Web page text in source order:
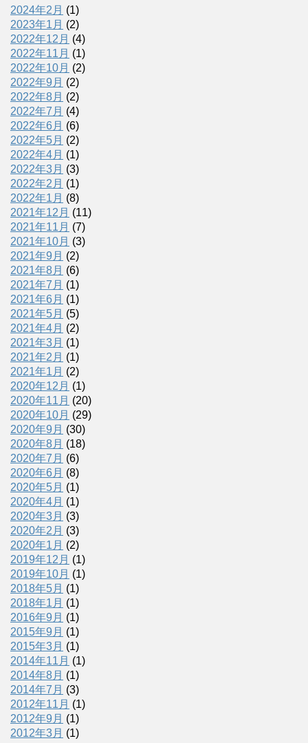
2024年2月 (1)
2023年1月 (2)
2022年12月 (4)
2022年11月 (1)
2022年10月 (2)
2022年9月 (2)
2022年8月 (2)
2022年7月 (4)
2022年6月 (6)
2022年5月 (2)
2022年4月 (1)
2022年3月 (3)
2022年2月 (1)
2022年1月 (8)
2021年12月 (11)
2021年11月 (7)
2021年10月 (3)
2021年9月 (2)
2021年8月 (6)
2021年7月 (1)
2021年6月 (1)
2021年5月 (5)
2021年4月 (2)
2021年3月 (1)
2021年2月 (1)
2021年1月 (2)
2020年12月 (1)
2020年11月 (20)
2020年10月 (29)
2020年9月 (30)
2020年8月 (18)
2020年7月 (6)
2020年6月 (8)
2020年5月 (1)
2020年4月 (1)
2020年3月 (3)
2020年2月 (3)
2020年1月 (2)
2019年12月 (1)
2019年10月 (1)
2018年5月 (1)
2018年1月 (1)
2016年9月 (1)
2015年9月 (1)
2015年3月 (1)
2014年11月 (1)
2014年8月 (1)
2014年7月 (3)
2012年11月 (1)
2012年9月 (1)
2012年3月 (1)